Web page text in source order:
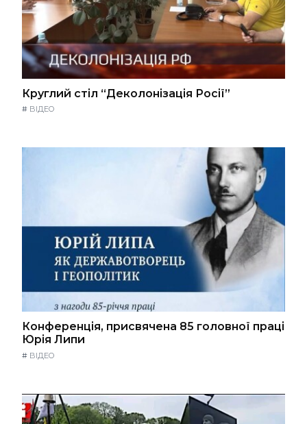
Круглий стіл “Деколонізація Росії”
# ВІДЕО
Конференція, присвячена 85 головної праці
Юрія Липи
# ВІДЕО